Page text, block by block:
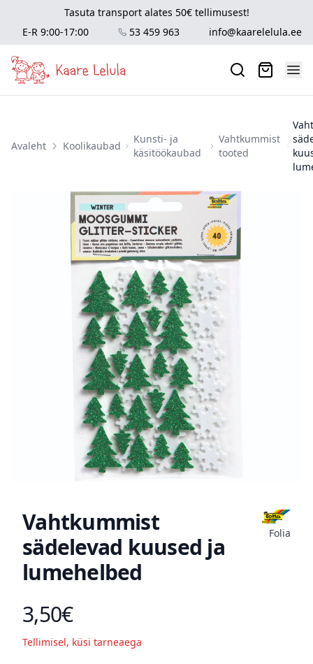
Tasuta transport alates 50€ tellimusest!
E-R 9:00-17:00
53 459 963 info@kaarelelula.ee
Avaleht Koolikaubad
Kunsti- ja
käsitöökaubad
Vahtkummist
tooted
Vahtkummist
sädelevad kuused ja
lumehelbed
Folia
Toote hind
3,50€
Tellimisel, küsi tarneaega